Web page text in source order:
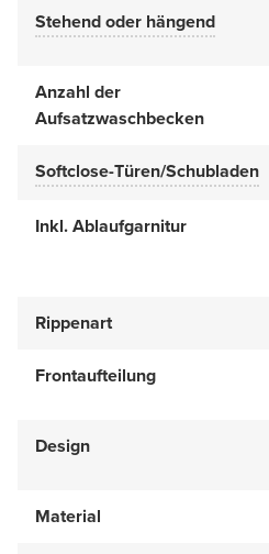
Stehend oder hängend
Anzahl der
Aufsatzwaschbecken
Softclose-Türen/Schubladen
Inkl. Ablaufgarnitur
Rippenart
Frontaufteilung
Design
Material